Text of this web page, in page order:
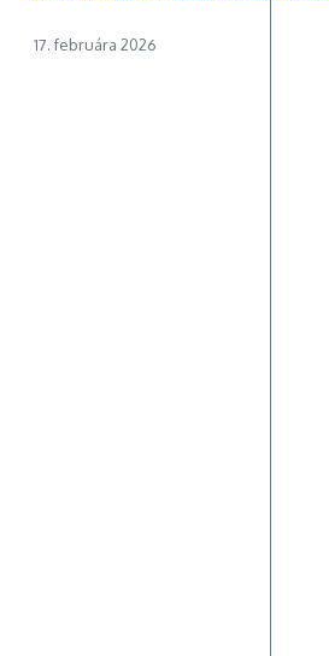
17. februára 2026